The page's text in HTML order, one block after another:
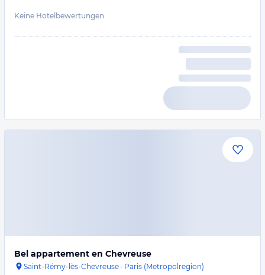
Keine Hotelbewertungen
Bel appartement en Chevreuse
Saint-Rémy-lès-Chevreuse · Paris (Metropolregion)